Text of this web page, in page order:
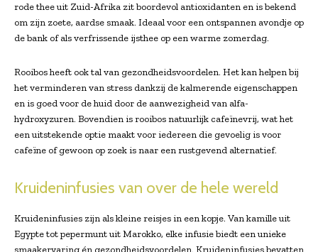
rode thee uit Zuid-Afrika zit boordevol antioxidanten en is bekend
om zijn zoete, aardse smaak. Ideaal voor een ontspannen avondje op
de bank of als verfrissende ijsthee op een warme zomerdag.
Rooibos heeft ook tal van gezondheidsvoordelen. Het kan helpen bij
het verminderen van stress dankzij de kalmerende eigenschappen
en is goed voor de huid door de aanwezigheid van alfa-
hydroxyzuren. Bovendien is rooibos natuurlijk cafeïnevrij, wat het
een uitstekende optie maakt voor iedereen die gevoelig is voor
cafeïne of gewoon op zoek is naar een rustgevend alternatief.
Kruideninfusies van over de hele wereld
Kruideninfusies zijn als kleine reisjes in een kopje. Van kamille uit
Egypte tot pepermunt uit Marokko, elke infusie biedt een unieke